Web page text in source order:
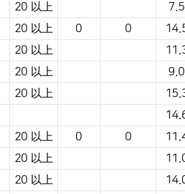
20 以上
7.5
20 以上 0 0
20 以上
20 以上
9.0
20 以上
20 以上 0 0
20 以上
20 以上